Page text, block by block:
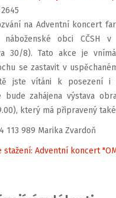
2645
na Adventní koncert
náboženské obci CČSH
30/8). Tato akce je
se zastavit v
jste vítáni k posezení i
bude zahájena výstava
který má připravený
113 989 Marika Zvardoň
stažení: Adventní koncert